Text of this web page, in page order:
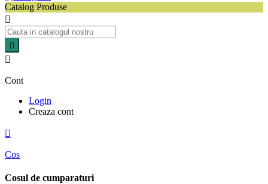
Catalog Produse



Cont
Login
Creaza cont

Cos
Cosul de cumparaturi